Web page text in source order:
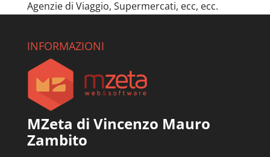
Agenzie di Viaggio, Supermercati, ecc, ecc.
INFORMAZIONI
MZeta di Vincenzo Mauro
Zambito